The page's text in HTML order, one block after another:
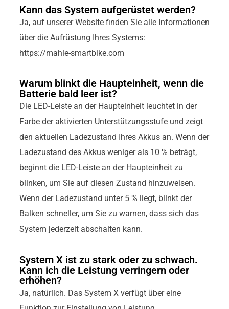
Kann das System aufgerüstet werden?
Ja, auf unserer Website finden Sie alle Informationen
über die Aufrüstung Ihres Systems:
https://mahle-smartbike.com
Warum blinkt die Haupteinheit, wenn die
Batterie bald leer ist?
Die LED-Leiste an der Haupteinheit leuchtet in der
Farbe der aktivierten Unterstützungsstufe und zeigt
den aktuellen Ladezustand Ihres Akkus an. Wenn der
Ladezustand des Akkus weniger als 10 % beträgt,
beginnt die LED-Leiste an der Haupteinheit zu
blinken, um Sie auf diesen Zustand hinzuweisen.
Wenn der Ladezustand unter 5 % liegt, blinkt der
Balken schneller, um Sie zu warnen, dass sich das
System jederzeit abschalten kann.
System X ist zu stark oder zu schwach.
Kann ich die Leistung verringern oder
erhöhen?
Ja, natürlich. Das System X verfügt über eine